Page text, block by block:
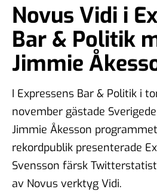
Novus Vidi i
Bar & Politik
Jimmie
I Expressens Bar & Politik i
november gästade
Jimmie Åkesson
rekordpublik presenterade
Svensson färsk
av Novus verktyg Vidi.